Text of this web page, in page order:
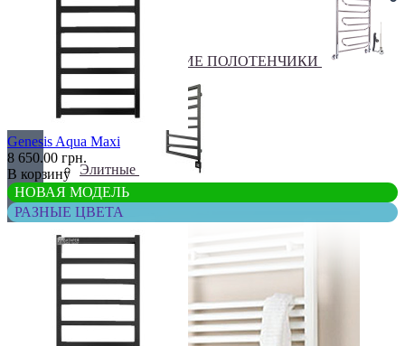
ЭЛЕКТРИЧЕСКИЕ ПОЛОТЕНЧИКИ
Элитные
Genesis Aqua Maxi
8 650.00 грн.
В корзину
НОВАЯ МОДЕЛЬ
РАЗНЫЕ ЦВЕТА